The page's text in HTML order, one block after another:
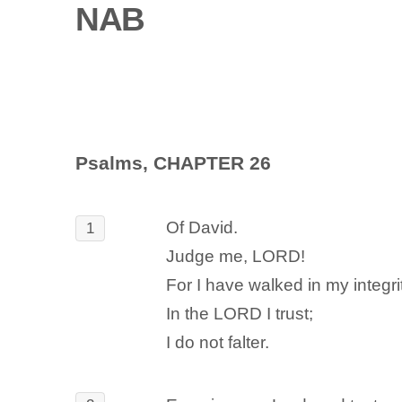
NAB
Psalms, CHAPTER 26
1
Of David.
Judge me, LORD!
For I have walked in my
In the LORD I trust;
I do not falter.